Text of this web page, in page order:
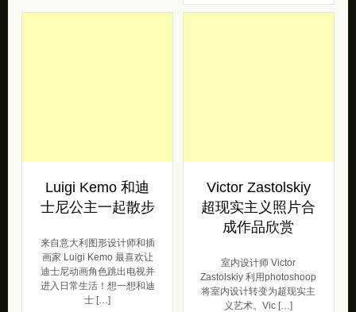
Luigi Kemo 和迪
士尼公主一起散步
来自意大利图形设计师和插
画家 Luigi Kemo 最喜欢让
迪士尼动画角色跳出电视并
进入日常生活！想一想和迪
士 […]
Victor Zastolskiy
超现实主义照片合
成作品欣赏
室内设计师 Victor
Zastolskiy 利用photoshoop
将室内设计转变为超现实主
义艺术。Vic […]